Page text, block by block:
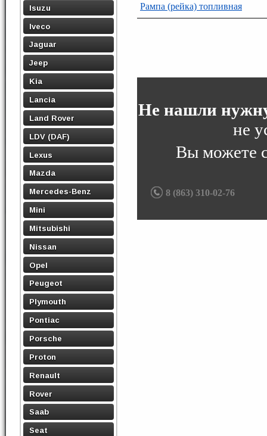
Isuzu
Iveco
Jaguar
Jeep
Kia
Lancia
Land Rover
LDV (DAF)
Lexus
Mazda
Mercedes-Benz
Mini
Mitsubishi
Nissan
Opel
Peugeot
Plymouth
Pontiac
Porsche
Proton
Renault
Rover
Saab
Seat
Рампа (рейка) топливная
Не нашли
не
Вы можете
8 (863) 310-02-76